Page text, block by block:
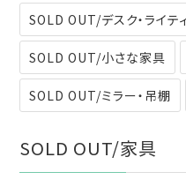
SOLD OUT/デスク・ライテ
SOLD OUT/小さな家具
SOLD OUT/ミラー・吊棚
SOLD OUT/家具